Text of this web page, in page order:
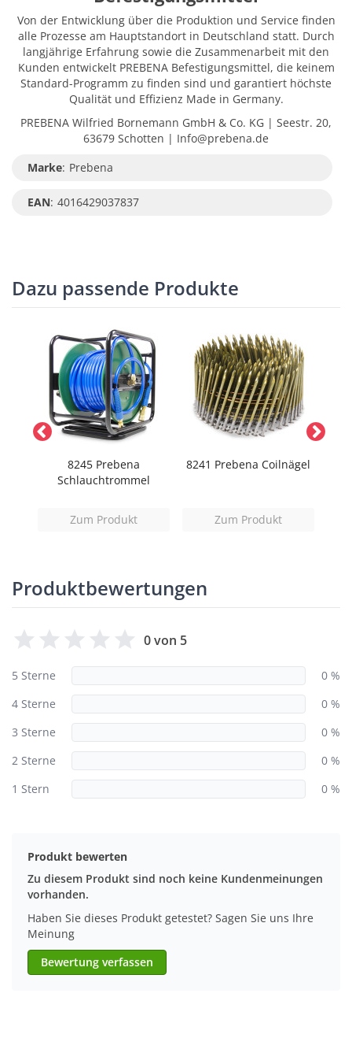
Von der Entwicklung über die Produktion und Service finden
alle Prozesse am Hauptstandort in Deutschland statt. Durch
langjährige Erfahrung sowie die Zusammenarbeit mit den
Kunden entwickelt PREBENA Befestigungsmittel, die keinem
Standard-Programm zu finden sind und garantiert höchste
Qualität und Effizienz Made in Germany.
PREBENA Wilfried Bornemann GmbH & Co. KG | Seestr. 20,
63679 Schotten | Info@prebena.de
Marke: Prebena
EAN: 4016429037837
Dazu passende Produkte
8245 Prebena
Schlauchtrommel
Zum Produkt
8241 Prebena Coilnägel
Zum Produkt
Produktbewertungen
0 von 5
5 Sterne
0 %
4 Sterne
0 %
3 Sterne
0 %
2 Sterne
0 %
1 Stern
0 %
Produkt bewerten
Zu diesem Produkt sind noch keine Kundenmeinungen
vorhanden.
Haben Sie dieses Produkt getestet? Sagen Sie uns Ihre
Meinung
Bewertung verfassen